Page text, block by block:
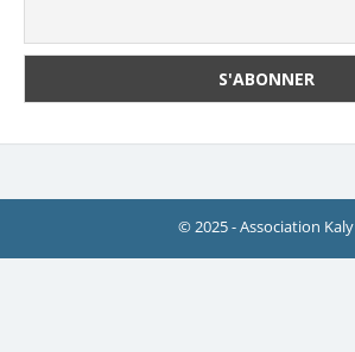
© 2025 - Association Kaly